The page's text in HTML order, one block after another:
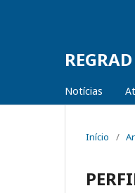
Notícias
Início /